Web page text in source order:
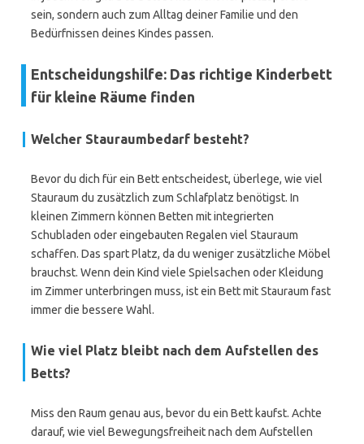
sein, sondern auch zum Alltag deiner Familie und den
Bedürfnissen deines Kindes passen.
Entscheidungshilfe: Das richtige Kinderbett
für kleine Räume finden
Welcher Stauraumbedarf besteht?
Bevor du dich für ein Bett entscheidest, überlege, wie viel
Stauraum du zusätzlich zum Schlafplatz benötigst. In
kleinen Zimmern können Betten mit integrierten
Schubladen oder eingebauten Regalen viel Stauraum
schaffen. Das spart Platz, da du weniger zusätzliche Möbel
brauchst. Wenn dein Kind viele Spielsachen oder Kleidung
im Zimmer unterbringen muss, ist ein Bett mit Stauraum fast
immer die bessere Wahl.
Wie viel Platz bleibt nach dem Aufstellen des
Betts?
Miss den Raum genau aus, bevor du ein Bett kaufst. Achte
darauf, wie viel Bewegungsfreiheit nach dem Aufstellen